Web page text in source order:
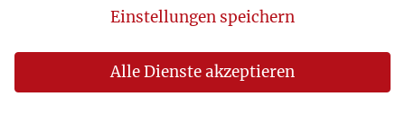
Weg von der Kommandowirtschaft zur freien,
und sozialen Marktwirtschaft entwickelt
werden müssen. Die „reine Lehre“ ist vom
Alle Dienste akzeptieren
Einstellungen speichern